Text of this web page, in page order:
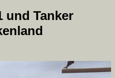
und Tanker